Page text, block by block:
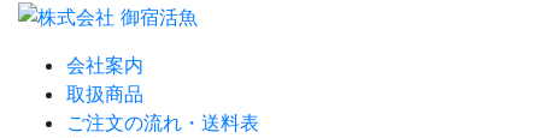
会社案内
取扱商品
ご注文の流れ・送料表